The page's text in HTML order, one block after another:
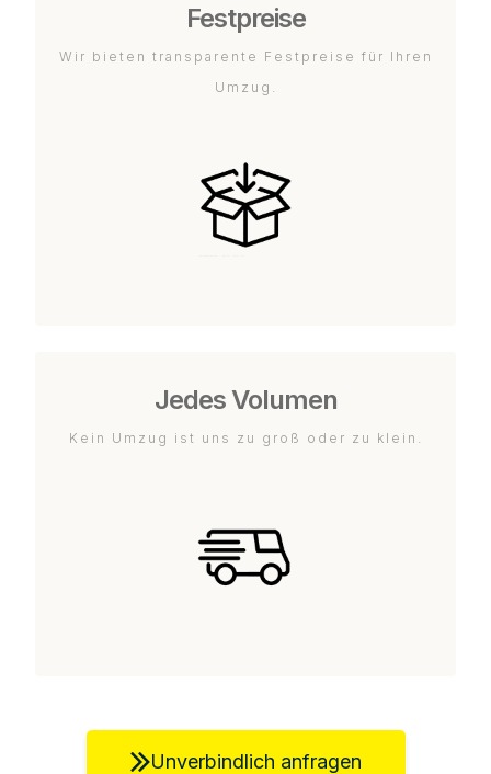
Festpreise
Wir bieten transparente Festpreise für Ihren
Umzug.
Jedes Volumen
Kein Umzug ist uns zu groß oder zu klein.
Unverbindlich anfragen